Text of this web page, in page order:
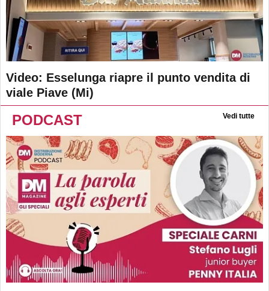
Video: Esselunga riapre il punto vendita di
viale Piave (Mi)
PODCAST Vedi tutte